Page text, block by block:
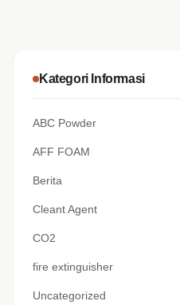
Kategori Informasi
ABC Powder
AFF FOAM
Berita
Cleant Agent
CO2
fire extinguisher
Uncategorized